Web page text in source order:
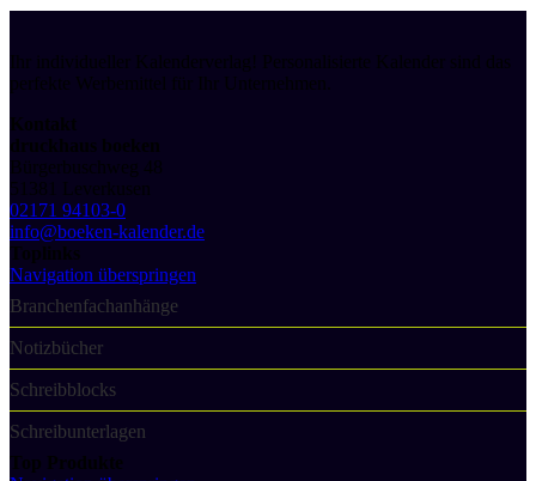
Ihr individueller Kalenderverlag! Personalisierte Kalender sind das
perfekte Werbemittel für Ihr Unternehmen.
Kontakt
druckhaus boeken
Bürgerbuschweg 48
51381 Leverkusen
02171 94103-0
info@boeken-kalender.de
Toplinks
Navigation überspringen
Branchenfachanhänge
Notizbücher
Schreibblocks
Schreibunterlagen
Top Produkte